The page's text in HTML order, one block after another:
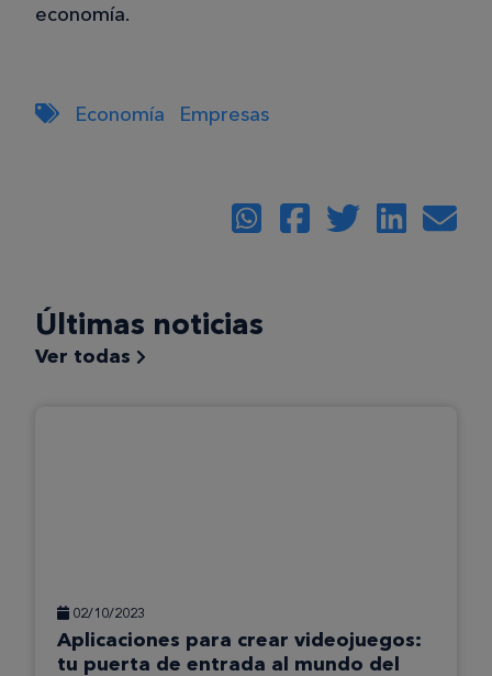
economía.
Economía Empresas
Últimas noticias
Ver todas
02/10/2023
Aplicaciones para crear videojuegos:
tu puerta de entrada al mundo del